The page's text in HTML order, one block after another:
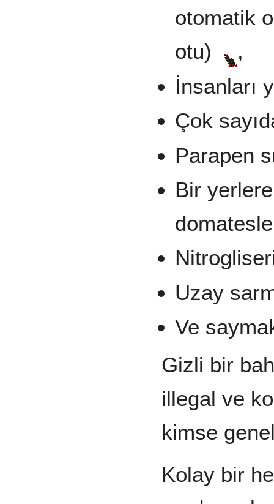
otomatik
otu)
,
İnsanları
Çok
Parapen
Bir
Uzay
Ve
Gizli bir
illegal ve
kimse
Kolay bir